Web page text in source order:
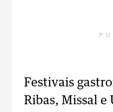
Festivais
Ribas, Missal